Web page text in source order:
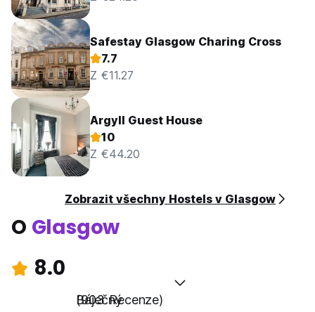
Safestay Glasgow Charing Cross
7.7
Z €11.27
Argyll Guest House
10
Z €44.20
Zobrazit všechny Hostels v Glasgow
O Glasgow
8.0
Báječný
(903 Recenze)